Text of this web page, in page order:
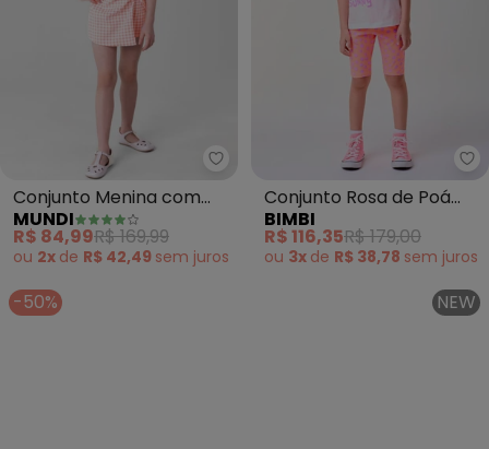
Mundi - Conjunto Menina com
Conjunto Menina com
Cropped e Shorts Saia
(Rosa)
MUNDI
R$ 84,99R$ 169,99
ou 2x de R$ 42,49 sem juros
Conjunto Rosa de Poá
Stay Sunny (Rosa)
BIMBI
R$ 116,35R$ 179,00
ou 3x de R$ 38,78 sem juros
-50% NEW